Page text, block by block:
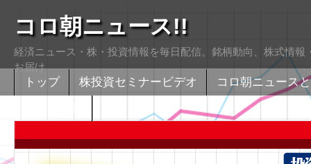
コロ朝ニュース!!
経済ニュース・株・投資情報を毎日配信。銘柄動向、株式情
お届け
トップ 株投資セミナービデオ
コロ朝ニュース